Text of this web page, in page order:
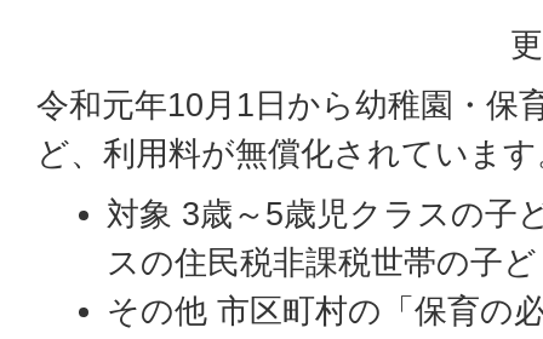
令和元年10月1日から幼稚園・保
ど、利用料が無償化されていま
対象 3歳～5歳児クラスの子
スの住民税非課税世帯の子
その他 市区町村の「保育の